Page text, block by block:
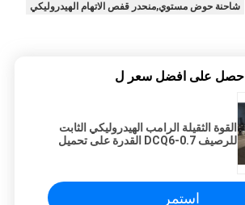
شاحنة حوض مستوي,منحدر قفص الاتهام الهيدروليكي
احصل على افضل سعر ل
القوة الثقيلة الرامب الهيدروليكي الثابت
للرصيف DCQ6-0.7 القدرة على تحميل
استمر